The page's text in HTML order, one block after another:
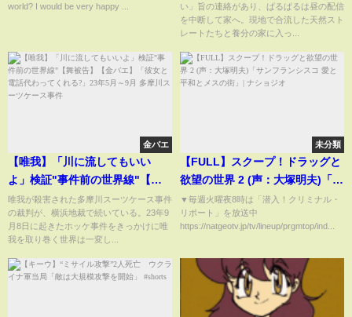
#kuromi
world? I would be very happy ...
い」旨の連絡があり、ぱるぱるは昼の配信
を中断して家へ。現地で合流した天然スト
レートたちと養分の家に入っ...
金バエ
【唯我】「川に流してもいい
よ」検証"事件前の世界線"【舞
被告】【金バエ】「彼女と電話
代わってくれる?」23年5月～9月
多摩川スーツケース事件
唯我が殺害された多摩川スーツケース事件
の裁判が、横浜地裁で続いている。23年9
月8日に起きたホッケ事件をきっかけに唯
我を取り巻く世界は一変し...
未分類
【FULL】スクープ！ドラッグと
欲望の世界 2 (声：大塚明夫)「サ
ンフランシスコ 愛と平和とメス
の街」| ナショジオ
▼毎週火曜夜8時は「潜入！クリミナル・
リポート」を放送中
https://natgeotv.jp/tv/lineup/prgmtop/ind...